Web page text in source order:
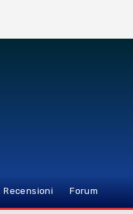
Recensioni Forum